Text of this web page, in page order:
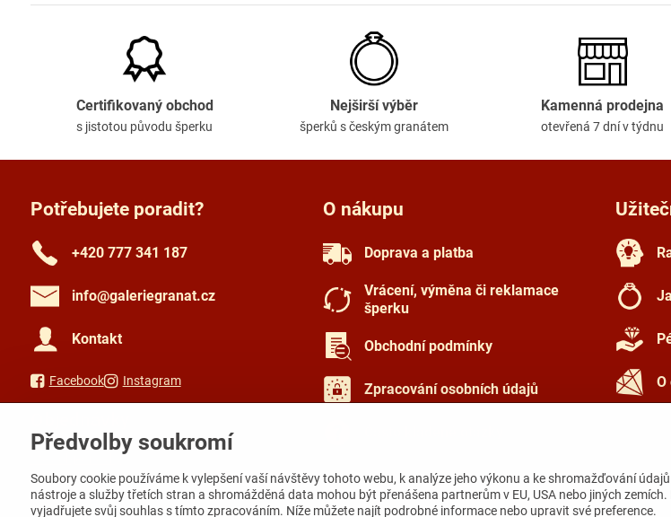
Certifikovaný obchod
s jistotou původu šperku
Nejširší výběr
šperků s českým granátem
Kamenná prodejna
otevřená 7 dní v týdnu
Potřebujete poradit?
+420 777 341 187
info​@galeriegranat​.cz
Kontakt
Facebook Instagram
O nákupu
Doprava a platba
Vrácení, výměna či reklamace
šperku
Obchodní podmínky
Zpracování osobních údajů O
Předvolby soukromí
Soubory cookie používáme k vylepšení vaší návštěvy tohoto webu, k analýze jeho výkonu a ke shromažďování
nástroje a služby třetích stran a shromážděná data mohou být přenášena partnerům v EU, USA nebo jiných
vyjadřujete svůj souhlas s tímto zpracováním. Níže můžete najít podrobné informace nebo upravit své preference.